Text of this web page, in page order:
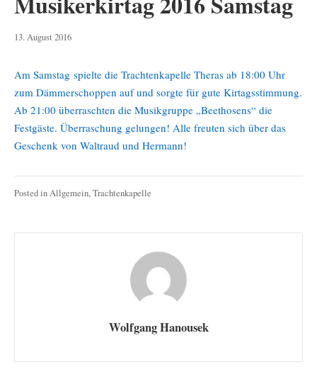
13. August 20166.
Am Samstag spielte die Trachtenkapelle Theras ab 18:00 Uhr
zum Dämmerschoppen auf und sorgte für gute Kirtagsstimmung.
Ab 21:00 überraschten die Musikgruppe „Beethosens“ die
Festgäste. Überraschung gelungen! Alle freuten sich über das
Geschenk von Waltraud und Hermann!
Posted inAllgemein,Trachtenkapelle
Wolfgang Hanousek